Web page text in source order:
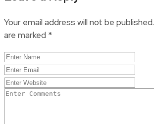
Your email address will not be published.
are marked *